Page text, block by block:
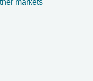
markets